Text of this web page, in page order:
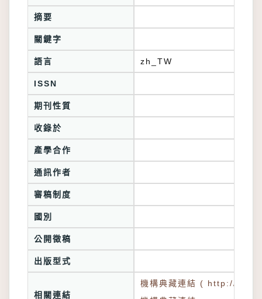
摘要
關鍵字
語言 zh_TW
ISSN
期刊性質
收錄於
產學合作
通訊作者
審稿制度
國別
公開徵稿
出版型式
相關連結
機構典藏連結 ( http://